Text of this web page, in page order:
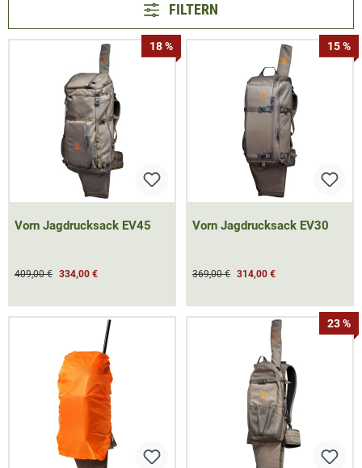
FILTERN
18 %
Vorn Jagdrucksack EV45
409,00 € 334,00 €
15 %
Vorn Jagdrucksack EV30
369,00 € 314,00 €
23 %